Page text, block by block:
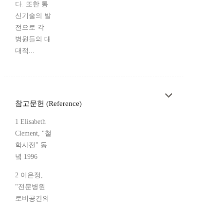
다. 또한 통
신기술의 발
전으로 각
병원들의 대
대적...
참고문헌 (Reference)
1 Elisabeth
Clement, "철
학사전" 동
녘 1996
2 이은정,
"전문병원
로비공간의